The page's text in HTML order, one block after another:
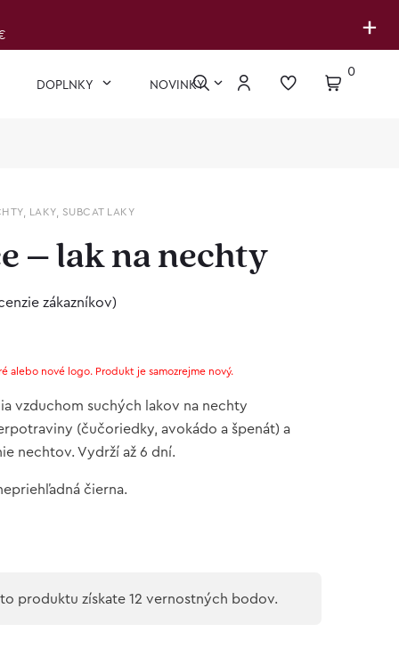
+
DOPLNKY NOVINKY
0
, LAKY, SUBCAT LAKY
– lak na nechty
zákazníkov)
alebo nové logo. Produkt je samozrejme nový.
vzduchom suchých lakov na nechty
(čučoriedky, avokádo a špenát) a
nechtov. Vydrží až 6 dní.
čierna.
produktu získate 12 vernostných bodov.